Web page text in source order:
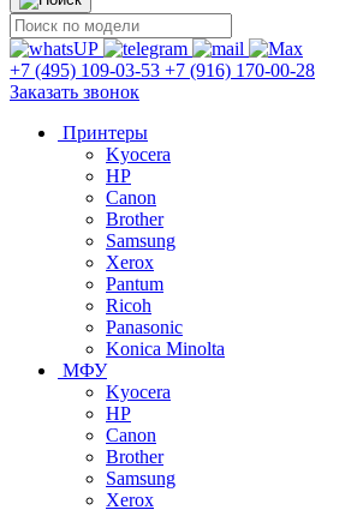
+7 (495) 109-03-53 +7 (916) 170-00-28
Заказать звонок
Принтеры
Kyocera
HP
Canon
Brother
Samsung
Xerox
Pantum
Ricoh
Panasonic
Konica Minolta
МФУ
Kyocera
HP
Canon
Brother
Samsung
Xerox